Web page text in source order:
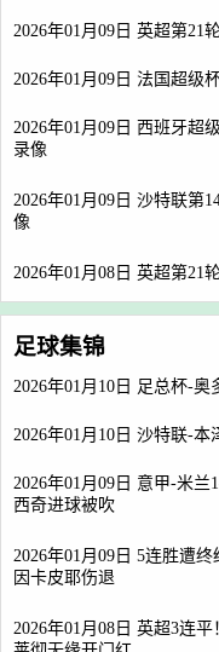
2026年01月09日 英超第21
2026年01月09日 法国超级
2026年01月09日 西班牙超
录像
2026年01月09日 沙特联第
像
2026年01月08日 英超第21
足球集锦
2026年01月10日 足总杯-
2026年01月10日 沙特联-
2026年01月09日 意甲-米
西奇进球被吹
2026年01月09日 5连胜遭
因卡皮耶伤退
2026年01月08日 英超3连